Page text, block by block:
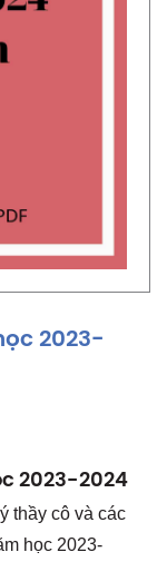
2023-
2023-2024
thầy cô và các
học 2023-